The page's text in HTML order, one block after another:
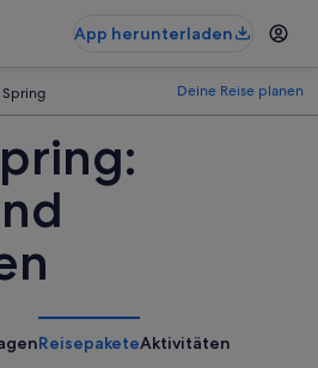
App herunterladen
Spring Deine Reise planen
ReisepaketeAktivitäten